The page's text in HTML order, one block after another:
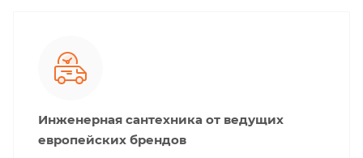
Инженерная сантехника от ведущих
европейских брендов